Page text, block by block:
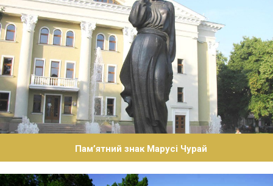
Пам’ятний знак Марусі Чурай